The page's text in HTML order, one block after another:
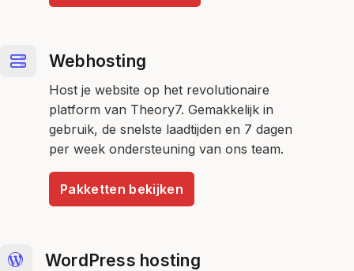
Webhosting
Host je website op het revolutionaire
platform van Theory7. Gemakkelijk in
gebruik, de snelste laadtijden en 7 dagen
per week ondersteuning van ons team.
Pakketten bekijken
WordPress hosting